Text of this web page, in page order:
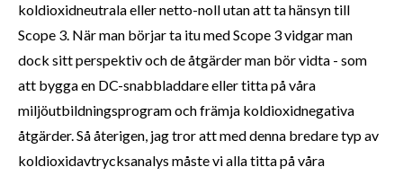
koldioxidneutrala eller netto-noll utan att ta hänsyn till
Scope 3. När man börjar ta itu med Scope 3 vidgar man
dock sitt perspektiv och de åtgärder man bör vidta - som
att bygga en DC-snabbladdare eller titta på våra
miljöutbildningsprogram och främja koldioxidnegativa
åtgärder. Så återigen, jag tror att med denna bredare typ av
koldioxidavtrycksanalys måste vi alla titta på våra